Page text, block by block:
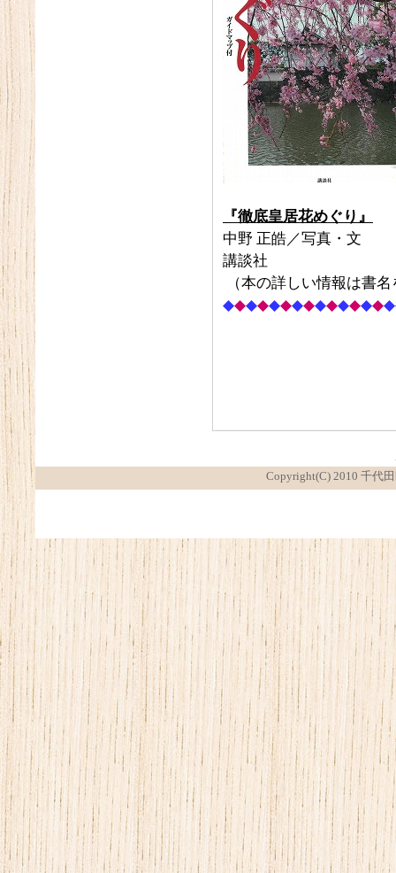
『徹底皇居花めぐり』
中野 正皓／写真・文
講談社
（本の詳しい情報は書
◆◆◆◆◆◆◆◆◆◆◆◆◆◆◆
Copyright(C) 2010 千代